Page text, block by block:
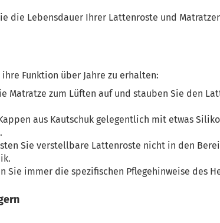
die Lebensdauer Ihrer Lattenroste und
Funktion über Jahre zu erhalten:
Matratze zum Lüften auf und stauben Sie den
aus Kautschuk gelegentlich mit etwas
Sie verstellbare Lattenroste nicht in den
Sie immer die spezifischen Pflegehinweise des